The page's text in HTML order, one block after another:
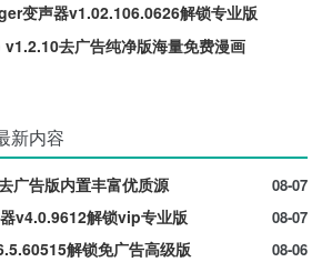
变声器v1.02.106.0626解锁专业版
去广告纯净版海量免费漫画
新内容
08-07
广告版内置丰富优质源
08-07
v4.0.9612解锁vip专业版
08-06
解锁免广告高级版